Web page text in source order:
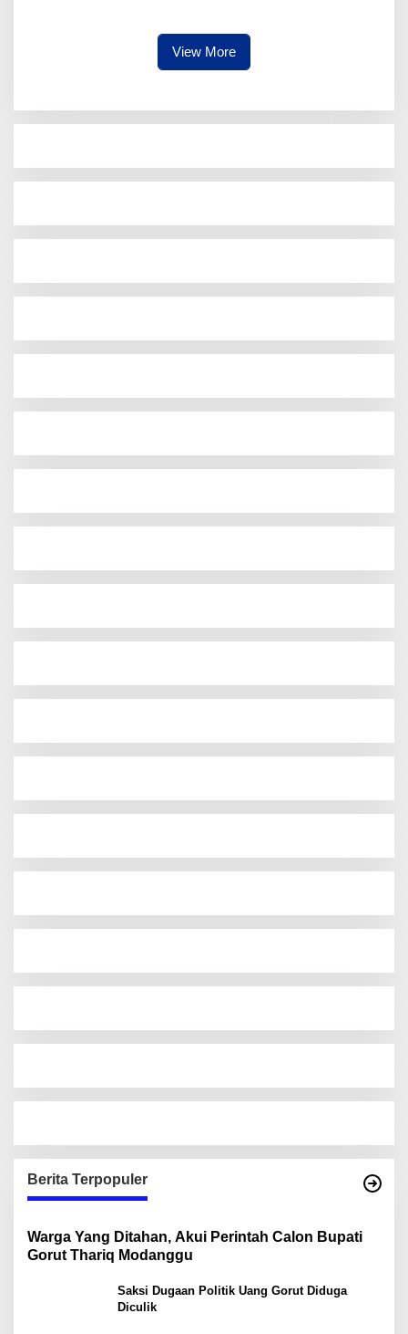
View More
Berita Terpopuler
Warga Yang Ditahan, Akui Perintah Calon Bupati
Gorut Thariq Modanggu
Saksi Dugaan Politik Uang Gorut Diduga
Diculik